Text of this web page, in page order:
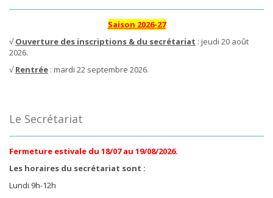
Saison 2026-27
√Ouverture des inscriptions & du secrétariat : jeudi 20 août
2026.
√Rentrée : mardi 22 septembre 2026.
Le Secrétariat
Fermeture estivale du 18/07 au 19/08/2026.
Les horaires du secrétariat sont :
Lundi 9h-12h